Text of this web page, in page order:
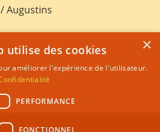
Augustins
×
utilise des cookies
améliorer l'expérience de l'utilisateur.
PERFORMANCE
FONCTIONNEL